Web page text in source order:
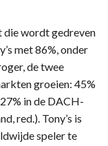
die wordt gedreven
met 86%, onder
de twee
groeien: 45%
in de DACH-
red.). Tony’s is
speler te